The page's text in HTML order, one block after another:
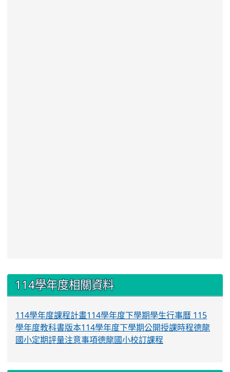
::: 114學年度相關資料
114學年度課程計畫114學年度下學期學生行事曆 115
學年度教科書版本114學年度下學期公開授課時程德龍
國小定期評量注意事項德龍國小校訂課程